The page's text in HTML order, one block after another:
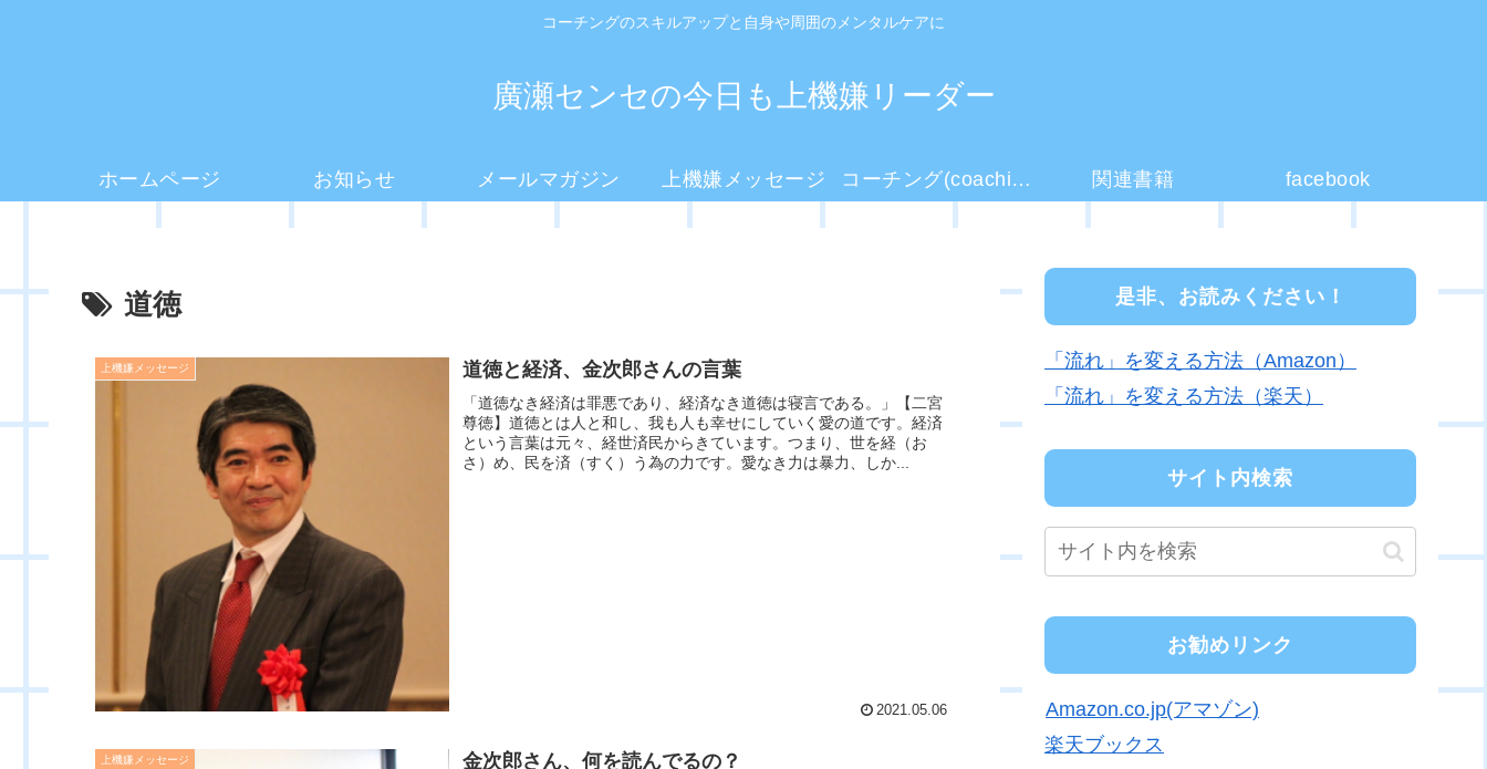
コーチングのスキルアップと自身や周囲のメンタルケアに
廣瀬センセの今日も上機嫌リーダー
ホームページ お知らせ メールマガジン 上機嫌メッセージ コーチング(coaching)とは？ 関連書籍 facebook
道徳
上機嫌メッセージ 道徳と経済、金次郎さんの言葉
「道徳なき経済は罪悪であり、経済なき道徳は寝言である。」【二宮
尊徳】道徳とは人と和し、我も人も幸せにしていく愛の道です。経済
という言葉は元々、経世済民からきています。つまり、世を経（お
さ）め、民を済（すく）う為の力です。愛なき力は暴力、しか...
2021.05.06
上機嫌メッセージ 金次郎さん、何を読んでるの？
是非、お読みください！
「流れ」を変える方法（Amazon）
「流れ」を変える方法（楽天）
サイト内検索
お勧めリンク
Amazon.co.jp(アマゾン)
楽天ブックス